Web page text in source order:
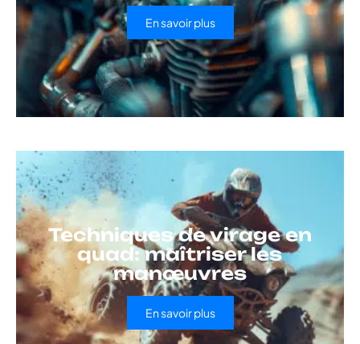
En savoir plus
Techniques de virage en
quad: maîtriser les
manœuvres
En savoir plus